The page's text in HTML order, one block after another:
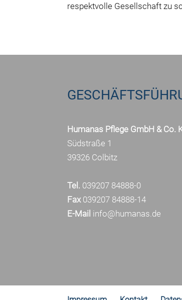
respektvolle Gesellschaft zu
Humanas Pflege GmbH & Co.
Südstraße 1
39326 Colbitz
Tel. 039207 84888-0
Fax039207 84888-14
E-Mail info@humanas.de